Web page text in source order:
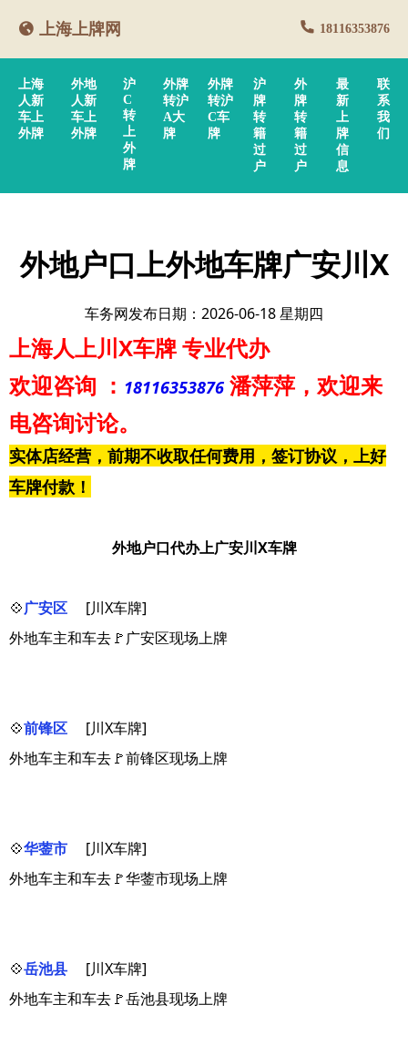
上海上牌网 18116353876
上海
人新
车上
外牌
外地
人新
车上
外牌
沪
C
转
上
外
牌
外牌
转沪
A大
牌
外牌
转沪
C车
牌
沪
牌
转
籍
过
户
外
牌
转
籍
过
户
最
新
上
牌
信
息
联
系
我
们
外地户口上外地车牌广安川X
车务网发布日期：2026-06-18 星期四
上海人上川X车牌专业代办
欢迎咨询 ： 18116353876 潘萍萍 ，欢迎来
电咨询讨论。
实体店经营，前期不收取任何费用，签订协议，上好
车牌付款！
外地户口代办上广安川X车牌
💠广安区
[川X车牌]
外地车主和车去🚩广安区现场上牌
💠前锋区
[川X车牌]
外地车主和车去🚩前锋区现场上牌
💠华蓥市
[川X车牌]
外地车主和车去🚩华蓥市现场上牌
💠岳池县
[川X车牌]
外地车主和车去🚩岳池县现场上牌